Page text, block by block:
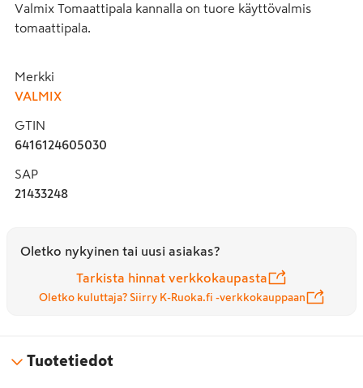
Valmix Tomaattipala kannalla on tuore käyttövalmis
tomaattipala.
Merkki
VALMIX
GTIN
6416124605030
SAP
21433248
Oletko nykyinen tai uusi asiakas?
Tarkista hinnat verkkokaupasta
Oletko kuluttaja? Siirry K-Ruoka.fi -verkkokauppaan
Tuotetiedot